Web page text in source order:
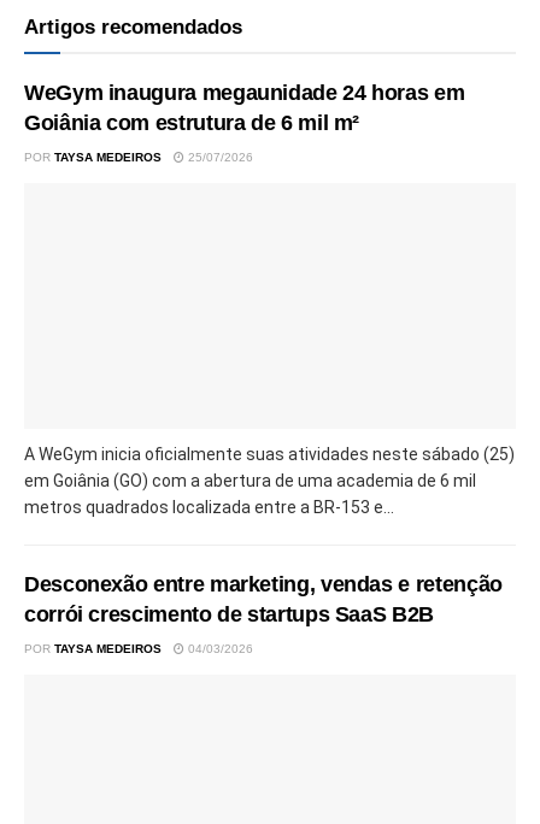
Artigos recomendados
WeGym inaugura megaunidade 24 horas em
Goiânia com estrutura de 6 mil m²
POR TAYSA MEDEIROS 25/07/2026
A WeGym inicia oficialmente suas atividades neste sábado (25)
em Goiânia (GO) com a abertura de uma academia de 6 mil
metros quadrados localizada entre a BR-153 e...
Desconexão entre marketing, vendas e retenção
corrói crescimento de startups SaaS B2B
POR TAYSA MEDEIROS 04/03/2026